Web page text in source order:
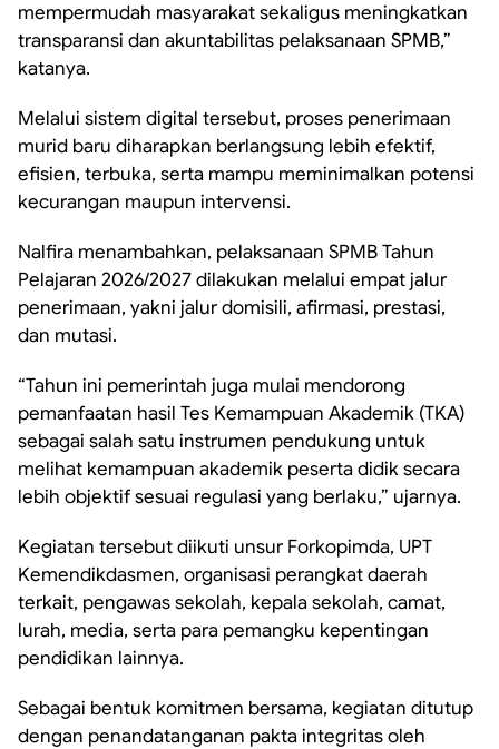
mempermudah masyarakat sekaligus meningkatkan
transparansi dan akuntabilitas pelaksanaan SPMB,”
katanya.
Melalui sistem digital tersebut, proses penerimaan
murid baru diharapkan berlangsung lebih efektif,
efisien, terbuka, serta mampu meminimalkan potensi
kecurangan maupun intervensi.
Nalfira menambahkan, pelaksanaan SPMB Tahun
Pelajaran 2026/2027 dilakukan melalui empat jalur
penerimaan, yakni jalur domisili, afirmasi, prestasi,
dan mutasi.
“Tahun ini pemerintah juga mulai mendorong
pemanfaatan hasil Tes Kemampuan Akademik (TKA)
sebagai salah satu instrumen pendukung untuk
melihat kemampuan akademik peserta didik secara
lebih objektif sesuai regulasi yang berlaku,” ujarnya.
Kegiatan tersebut diikuti unsur Forkopimda, UPT
Kemendikdasmen, organisasi perangkat daerah
terkait, pengawas sekolah, kepala sekolah, camat,
lurah, media, serta para pemangku kepentingan
pendidikan lainnya.
Sebagai bentuk komitmen bersama, kegiatan ditutup
dengan penandatanganan pakta integritas oleh